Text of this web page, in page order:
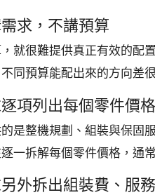
求，不講預算
就很難提供真正有效的配
同預算能配出來的方向差
項列出每個零件價格
是整機規劃、組裝與保固
一拆解每個零件價格，通
外拆出組裝費、服